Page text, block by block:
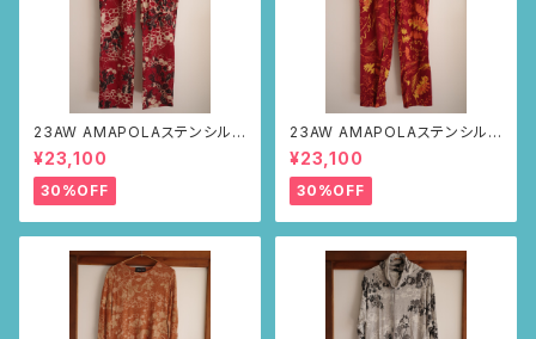
23AW AMAPOLAステンシルパ
ンツ(ボルドー・サボテンの山道
柄)
¥23,100
30%OFF
23AW AMAPOLAステンシルパ
ンツ(ボルドー・リーフ柄)
¥23,100
30%OFF